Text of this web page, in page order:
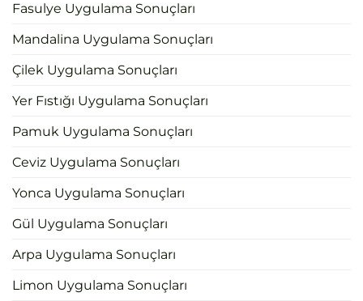
Fasulye Uygulama Sonuçları
Mandalina Uygulama Sonuçları
Çilek Uygulama Sonuçları
Yer Fıstığı Uygulama Sonuçları
Pamuk Uygulama Sonuçları
Ceviz Uygulama Sonuçları
Yonca Uygulama Sonuçları
Gül Uygulama Sonuçları
Arpa Uygulama Sonuçları
Limon Uygulama Sonuçları